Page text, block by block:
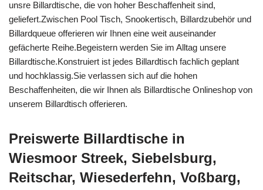
unsre Billardtische, die von hoher Beschaffenheit sind,
geliefert.Zwischen Pool Tisch, Snookertisch, Billardzubehör und
Billardqueue offerieren wir Ihnen eine weit auseinander
gefächerte Reihe.Begeistern werden Sie im Alltag unsere
Billardtische.Konstruiert ist jedes Billardtisch fachlich geplant
und hochklassig.Sie verlassen sich auf die hohen
Beschaffenheiten, die wir Ihnen als Billardtische Onlineshop von
unserem Billardtisch offerieren.
Preiswerte Billardtische in
Wiesmoor Streek, Siebelsburg,
Reitschar, Wiesederfehn, Voßbarg,